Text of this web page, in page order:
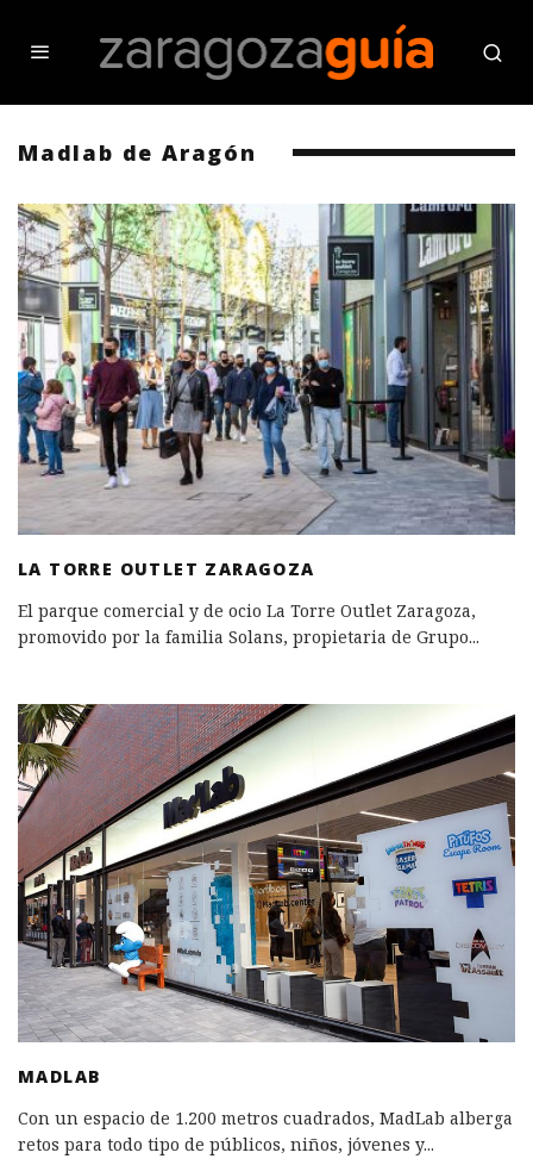
Madlab de Aragón
LA TORRE OUTLET ZARAGOZA
El parque comercial y de ocio La Torre Outlet Zaragoza,
promovido por la familia Solans, propietaria de Grupo...
MADLAB
Con un espacio de 1.200 metros cuadrados, MadLab alberga
retos para todo tipo de públicos, niños, jóvenes y...